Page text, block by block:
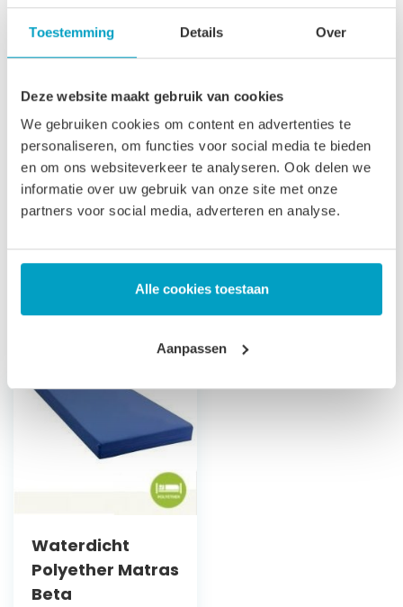
Toestemming Details Over
Deze website maakt gebruik van cookies
We gebruiken cookies om content en advertenties te
personaliseren, om functies voor social media te bieden
en om ons websiteverkeer te analyseren. Ook delen we
informatie over uw gebruik van onze site met onze
partners voor social media, adverteren en analyse.
Alle cookies toestaan
Aanpassen
toegepast in zorginstellingen. Vergelijkbare benamingen
voor een koudschuim waterdichte matras zijn: Incontinentie
matras.
Let op, door het flexibele materiaal, kunnen matrassen tot
2% afwijken in afmeting. Maatwerk matrassen zijn niet
direct leverbaar, de productie kost 3-4 weken tijd. Voor onze
voorwaarden betreft maatwerk matrassen verwijzen wij u
naar onzealgemene voorwaarden.
Prijs is inclusief wettelijke verwijderingsbijdrage
Gerelateerde producten
Waterdicht
Polyether Matras
Beta